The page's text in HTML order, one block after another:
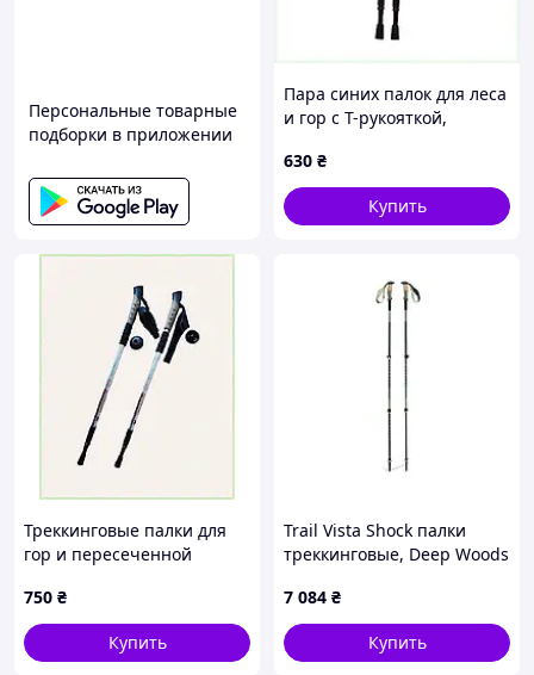
Персональные товарные
подборки в приложении
Пара синих палок для леса
и гор с Т-рукояткой,
630 ₴
Купить
Треккинговые палки для
гор и пересеченной
750 ₴
Купить
Trail Vista Shock палки
треккинговые, Deep Woods
7 084 ₴
Купить